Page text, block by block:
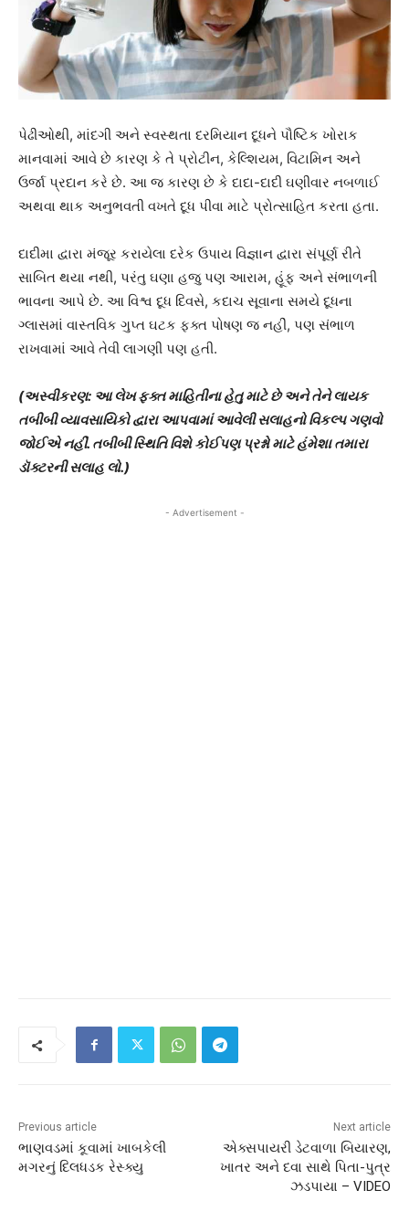
પેઢીઓથી, માંદગી અને સ્વસ્થતા દરમિયાન દૂધને પૌષ્ટિક ખોરાક
માનવામાં આવે છે કારણ કે તે પ્રોટીન, કેલ્શિયમ, વિટામિન અને
ઉર્જા પ્રદાન કરે છે. આ જ કારણ છે કે દાદા-દાદી ઘણીવાર નબળાઈ
અથવા થાક અનુભવતી વખતે દૂધ પીવા માટે પ્રોત્સાહિત કરતા હતા.
દાદીમા દ્વારા મંજૂર કરાયેલા દરેક ઉપાય વિજ્ઞાન દ્વારા સંપૂર્ણ રીતે
સાબિત થયા નથી, પરંતુ ઘણા હજુ પણ આરામ, હૂંફ અને સંભાળની
ભાવના આપે છે. આ વિશ્વ દૂધ દિવસે, કદાચ સૂવાના સમયે દૂધના
ગ્લાસમાં વાસ્તવિક ગુપ્ત ઘટક ફક્ત પોષણ જ નહીં, પણ સંભાળ
રાખવામાં આવે તેવી લાગણી પણ હતી.
(અસ્વીકરણ: આ લેખ ફક્ત માહિતીના હેતુ માટે છે અને તેને લાયક
તબીબી વ્યાવસાયિકો દ્વારા આપવામાં આવેલી સલાહનો વિકલ્પ ગણવો
જોઈએ નહીં. તબીબી સ્થિતિ વિશે કોઈપણ પ્રશ્નો માટે હંમેશા તમારા
ડૉક્ટરની સલાહ લો.)
- Advertisement -
Previous article
ભાણવડમાં કૂવામાં ખાબકેલી
મગરનું દિલધડક રેસ્ક્યુ
Next article
એક્સપાયરી ડેટવાળા બિયારણ,
ખાતર અને દવા સાથે પિતા-પુત્ર
ઝડપાયા – VIDEO